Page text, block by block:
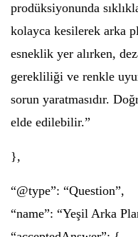
prodüksiyonunda
kolayca kesilerek arka
esneklik yer alırken,
gerekliliği ve renkle
sorun yaratmasıdır.
elde edilebilir.”
},
“@type”: “Question”,
“name”: “Yeşil Arka